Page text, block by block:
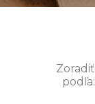
Zoradiť
podľa: